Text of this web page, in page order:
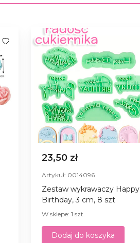
23,50 zł
Artykuł: 0014096
Zestaw wykrawaczy Happy
Birthday, 3 cm, 8 szt
W sklepe: 1 szt.
Dodaj do koszyka